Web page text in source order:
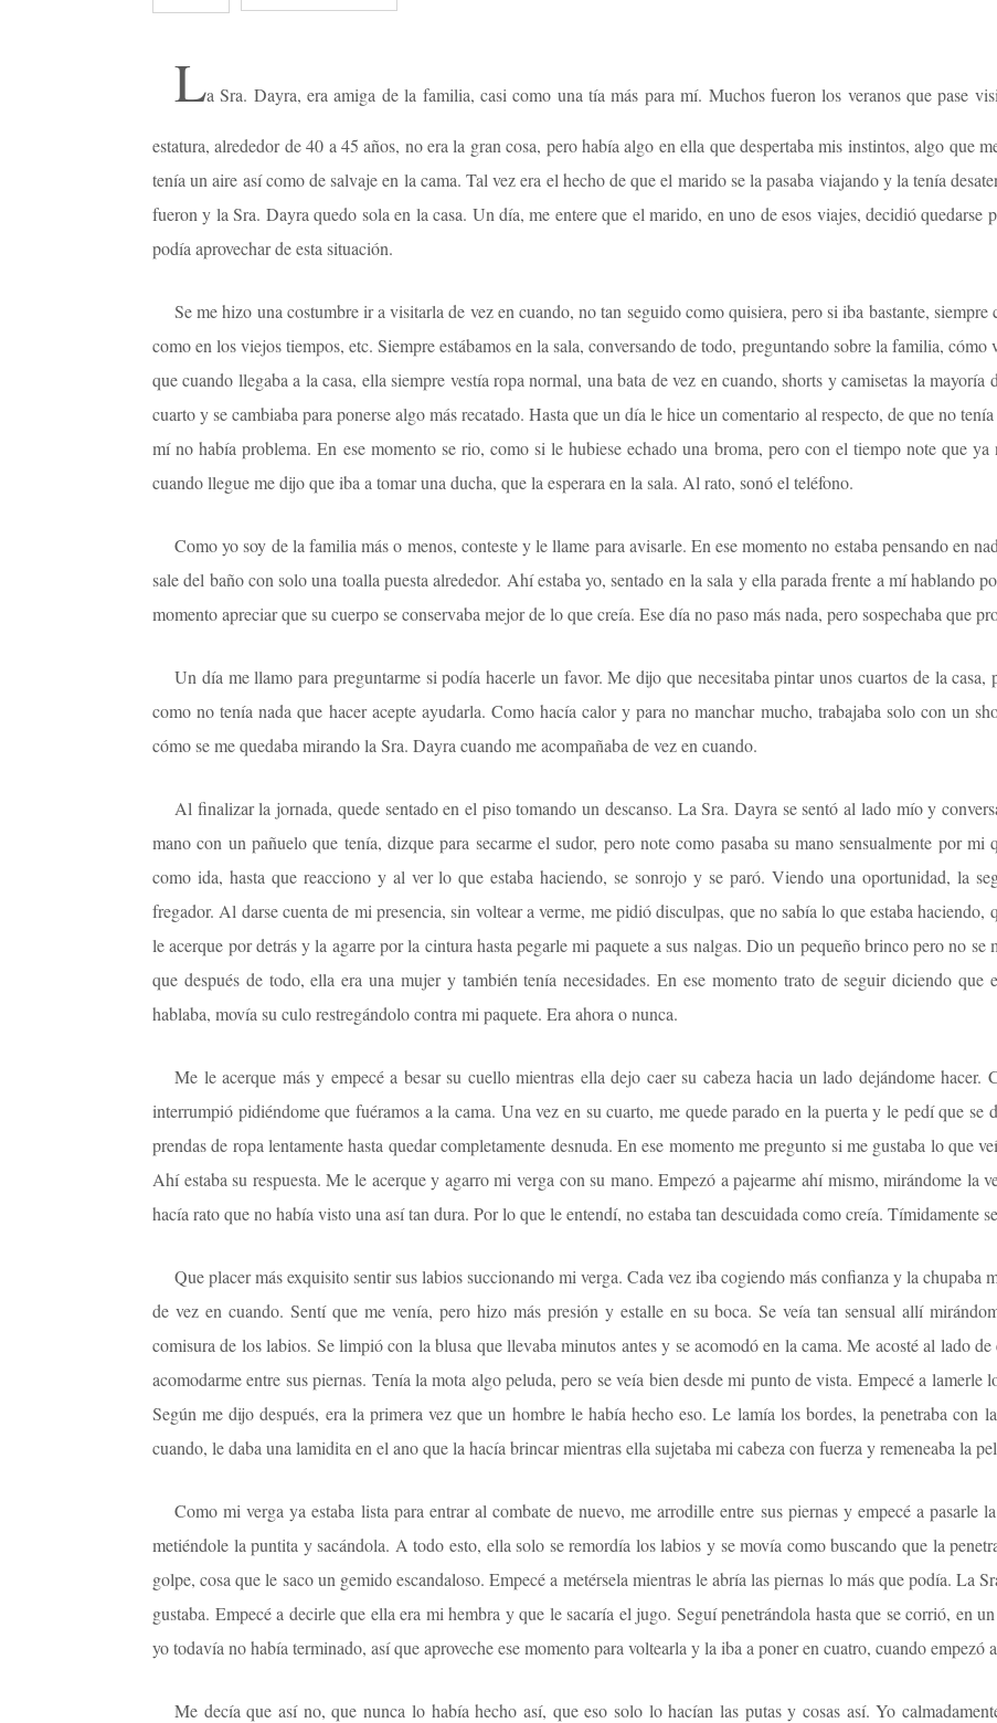
La Sra. Dayra, era amiga de la familia, casi como una tía más para mí. Muchos fueron los veranos que pase
estatura, alrededor de 40 a 45 años, no era la gran cosa, pero había algo en ella que despertaba mis instintos, algo que
tenía un aire así como de salvaje en la cama. Tal vez era el hecho de que el marido se la pasaba viajando y la tenía
fueron y la Sra. Dayra quedo sola en la casa. Un día, me entere que el marido, en uno de esos viajes, decidió quedarse
podía aprovechar de esta situación.
Se me hizo una costumbre ir a visitarla de vez en cuando, no tan seguido como quisiera, pero si iba bastante,
como en los viejos tiempos, etc. Siempre estábamos en la sala, conversando de todo, preguntando sobre la familia,
que cuando llegaba a la casa, ella siempre vestía ropa normal, una bata de vez en cuando, shorts y camisetas la
cuarto y se cambiaba para ponerse algo más recatado. Hasta que un día le hice un comentario al respecto, de que no
mí no había problema. En ese momento se rio, como si le hubiese echado una broma, pero con el tiempo note que
cuando llegue me dijo que iba a tomar una ducha, que la esperara en la sala. Al rato, sonó el teléfono.
Como yo soy de la familia más o menos, conteste y le llame para avisarle. En ese momento no estaba pensando en
sale del baño con solo una toalla puesta alrededor. Ahí estaba yo, sentado en la sala y ella parada frente a mí hablando
momento apreciar que su cuerpo se conservaba mejor de lo que creía. Ese día no paso más nada, pero sospechaba que
Un día me llamo para preguntarme si podía hacerle un favor. Me dijo que necesitaba pintar unos cuartos de la
como no tenía nada que hacer acepte ayudarla. Como hacía calor y para no manchar mucho, trabajaba solo con un
cómo se me quedaba mirando la Sra. Dayra cuando me acompañaba de vez en cuando.
Al finalizar la jornada, quede sentado en el piso tomando un descanso. La Sra. Dayra se sentó al lado mío y
mano con un pañuelo que tenía, dizque para secarme el sudor, pero note como pasaba su mano sensualmente por
como ida, hasta que reacciono y al ver lo que estaba haciendo, se sonrojo y se paró. Viendo una oportunidad, la
fregador. Al darse cuenta de mi presencia, sin voltear a verme, me pidió disculpas, que no sabía lo que estaba
le acerque por detrás y la agarre por la cintura hasta pegarle mi paquete a sus nalgas. Dio un pequeño brinco pero no
que después de todo, ella era una mujer y también tenía necesidades. En ese momento trato de seguir diciendo que
hablaba, movía su culo restregándolo contra mi paquete. Era ahora o nunca.
Me le acerque más y empecé a besar su cuello mientras ella dejo caer su cabeza hacia un lado dejándome hacer.
interrumpió pidiéndome que fuéramos a la cama. Una vez en su cuarto, me quede parado en la puerta y le pedí que se
prendas de ropa lentamente hasta quedar completamente desnuda. En ese momento me pregunto si me gustaba lo que
Ahí estaba su respuesta. Me le acerque y agarro mi verga con su mano. Empezó a pajearme ahí mismo, mirándome la
hacía rato que no había visto una así tan dura. Por lo que le entendí, no estaba tan descuidada como creía. Tímidamente
Que placer más exquisito sentir sus labios succionando mi verga. Cada vez iba cogiendo más confianza y la chupaba
de vez en cuando. Sentí que me venía, pero hizo más presión y estalle en su boca. Se veía tan sensual allí
comisura de los labios. Se limpió con la blusa que llevaba minutos antes y se acomodó en la cama. Me acosté al lado
acomodarme entre sus piernas. Tenía la mota algo peluda, pero se veía bien desde mi punto de vista. Empecé a lamerle
Según me dijo después, era la primera vez que un hombre le había hecho eso. Le lamía los bordes, la penetraba con
cuando, le daba una lamidita en el ano que la hacía brincar mientras ella sujetaba mi cabeza con fuerza y remeneaba la
Como mi verga ya estaba lista para entrar al combate de nuevo, me arrodille entre sus piernas y empecé a pasarle
metiéndole la puntita y sacándola. A todo esto, ella solo se remordía los labios y se movía como buscando que la
golpe, cosa que le saco un gemido escandaloso. Empecé a metérsela mientras le abría las piernas lo más que podía. La
gustaba. Empecé a decirle que ella era mi hembra y que le sacaría el jugo. Seguí penetrándola hasta que se corrió, en
yo todavía no había terminado, así que aproveche ese momento para voltearla y la iba a poner en cuatro, cuando empezó
Me decía que así no, que nunca lo había hecho así, que eso solo lo hacían las putas y cosas así. Yo